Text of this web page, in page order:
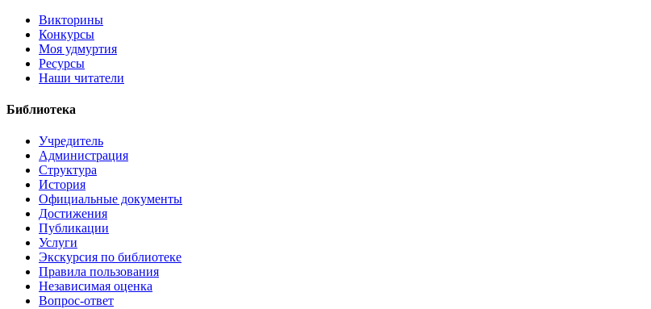
Викторины
Конкурсы
Моя удмуртия
Ресурсы
Наши читатели
Библиотека
Учредитель
Администрация
Структура
История
Официальные документы
Достижения
Публикации
Услуги
Экскурсия по библиотеке
Правила пользования
Независимая оценка
Вопрос-ответ